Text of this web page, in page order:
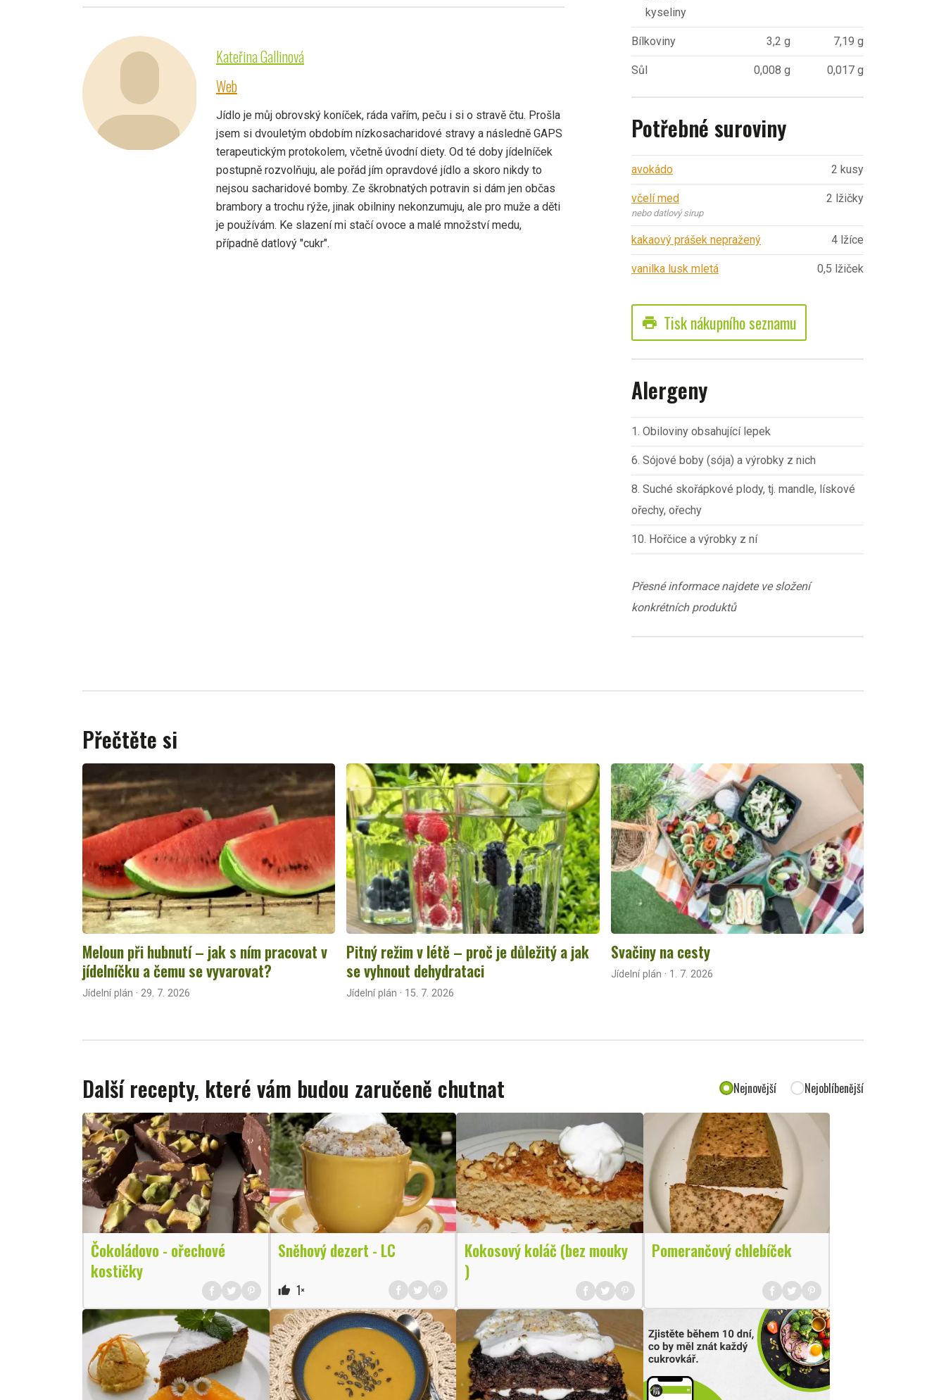
Kateřina Gallinová
Web
Jídlo je můj obrovský koníček, ráda vařím, peču i si o stravě čtu. Prošla
jsem si dvouletým obdobím nízkosacharidové stravy a následně GAPS
terapeutickým protokolem, včetně úvodní diety. Od té doby jídelníček
postupně rozvolňuju, ale pořád jím opravdové jídlo a skoro nikdy to
nejsou sacharidové bomby. Ze škrobnatých potravin si dám jen občas
brambory a trochu rýže, jinak obilniny nekonzumuju, ale pro muže a děti
je používám. Ke slazení mi stačí ovoce a malé množství medu,
případně datlový "cukr".
kyseliny
Bílkoviny 3,2 g 7,19 g
Sůl 0,008 g 0,017 g
Potřebné suroviny
avokádo 2 kusy
včelí med
nebo datlový sirup
2 lžičky
kakaový prášek nepražený 4 lžíce
vanilka lusk mletá 0,5 lžiček
print Tisk nákupního seznamu
Alergeny
1. Obiloviny obsahující lepek
6. Sójové boby (sója) a výrobky z nich
8. Suché skořápkové plody, tj. mandle, lískové
ořechy, ořechy
10. Hořčice a výrobky z ní
Přesné informace najdete ve složení
konkrétních produktů
Přečtěte si
Meloun při hubnutí – jak s ním pracovat v
jídelníčku a čemu se vyvarovat?
Jídelní plán · 29. 7. 2026
Pitný režim v létě – proč je důležitý a jak
se vyhnout dehydrataci
Jídelní plán · 15. 7. 2026
Svačiny na cesty
Jídelní plán · 1. 7. 2026
Další recepty, které vám budou zaručeně chutnat Nejnovější Nejoblíbenější
Čokoládovo - ořechové
kostičky
Sněhový dezert - LC
thumb_up 1×
Kokosový koláč (bez mouky
)
Pomerančový chlebíček